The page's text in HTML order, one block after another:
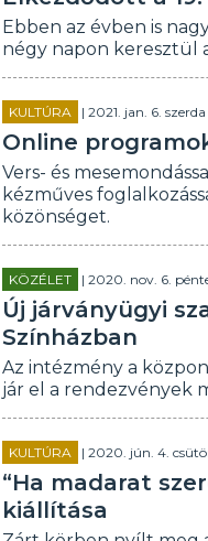
Ebben az évben is
négy napon keresztül
KULTÚRA | 2021. jan. 6.
Online
Vers- és
kézműves
közönséget.
KÖZÉLET | 2020. nov. 6.
Új járványügyi
Színházban
Az intézmény a
jár el a rendezvények
KULTÚRA | 2020. jún. 4.
“Ha madarat
kiállítása